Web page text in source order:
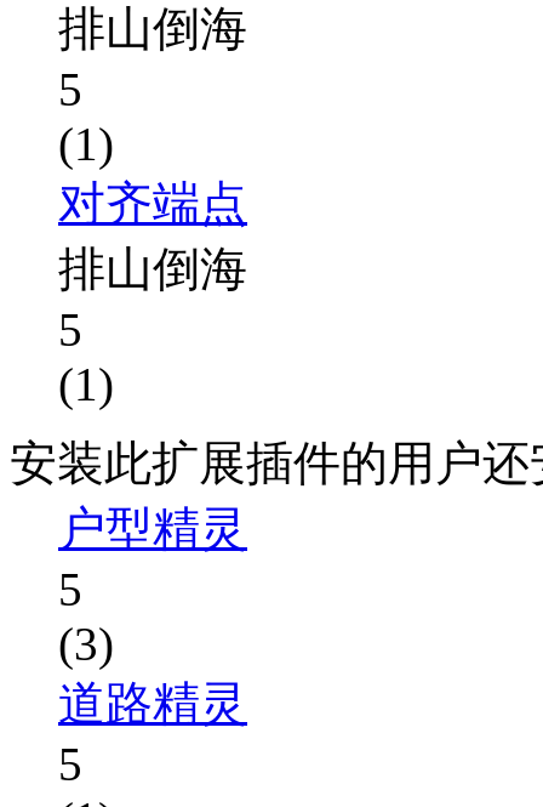
排山倒海
5
(1)
对齐端点
排山倒海
5
(1)
安装此扩展插件的用户
户型精灵
5
(3)
道路精灵
5